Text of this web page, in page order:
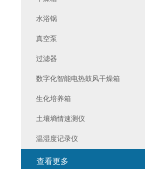
水浴锅
真空泵
过滤器
数字化智能电热鼓风干燥箱
生化培养箱
土壤墒情速测仪
温湿度记录仪
查看更多